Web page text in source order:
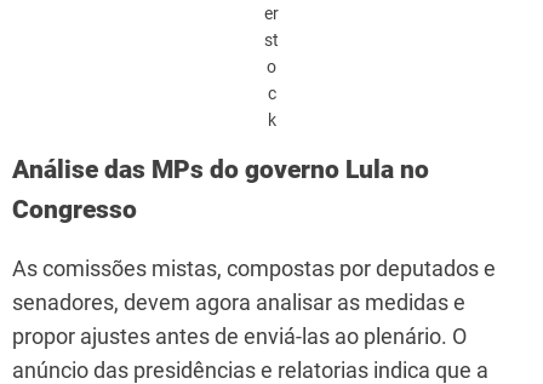
er
st
o
c
k
Análise das MPs do governo Lula no
Congresso
As comissões mistas, compostas por deputados e
senadores, devem agora analisar as medidas e
propor ajustes antes de enviá-las ao plenário. O
anúncio das presidências e relatorias indica que a